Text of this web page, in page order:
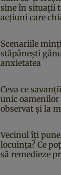
sine în situații
acțiuni care
Scenariile
stăpânești
anxietatea
Ceva ce
unic oamenilor
observat și la
Vecinul îți
locuința? Ce
să remedieze